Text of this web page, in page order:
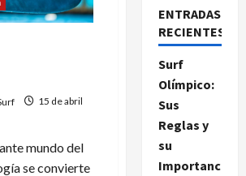
15 de abril
mundo del
se convierte
ENTRADAS
RECIENTES
Surf
Olímpico:
Sus
Reglas y
su
Importanc